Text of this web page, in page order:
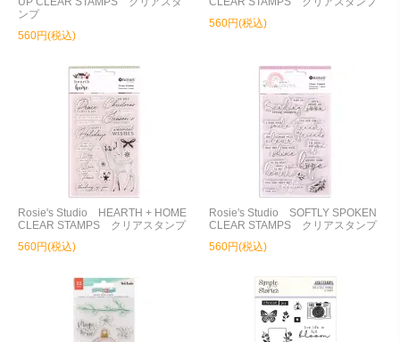
ンプ
560円(税込)
560円(税込)
Rosie's Studio HEARTH + HOME
CLEAR STAMPS クリアスタンプ
560円(税込)
Rosie's Studio SOFTLY SPOKEN
CLEAR STAMPS クリアスタンプ
560円(税込)